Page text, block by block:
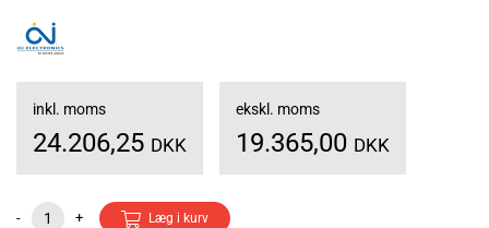
inkl. moms
24.206,25 DKK
ekskl. moms
19.365,00 DKK
- + Læg i kurv